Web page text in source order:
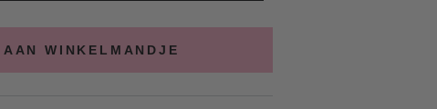
WINKELMANDJE